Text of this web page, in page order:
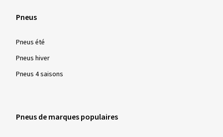
Pneus
Pneus été
Pneus hiver
Pneus 4 saisons
Pneus de marques populaires